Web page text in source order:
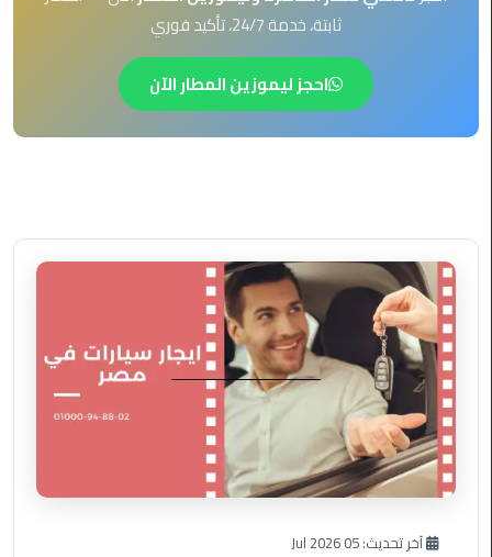
EN
AR
السخنة
العرب
الغردقة
ليموزين
برج
العرب
القاهرة
ليموزين
برج
العرب
دهب
ثابتة، خدمة 24/7، تأكيد فوري
احجز ليموزين المطار الآن
آخر تحديث:05 Jul 2026